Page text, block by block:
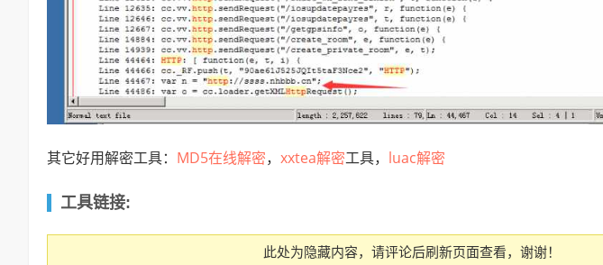
其它好用解密工具： MD5在线解密， xxtea解密工具， luac解密
工具链接:
此处为隐藏内容，请评论后刷新页面查看，谢谢！